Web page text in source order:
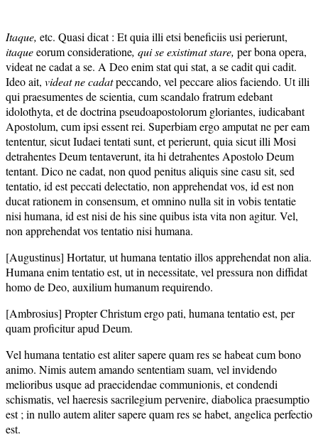
Itaque, etc. Quasi dicat : Et quia illi etsi beneficiis usi perierunt,
itaqueeorum consideratione, qui se existimat stare, per bona opera,
videat ne cadat a se. A Deo enim stat qui stat, a se cadit qui cadit.
Ideo ait, videat ne cadatpeccando, vel peccare alios faciendo. Ut illi
qui praesumentes de scientia, cum scandalo fratrum edebant
idolothyta, et de doctrina pseudoapostolorum gloriantes, iudicabant
Apostolum, cum ipsi essent rei. Superbiam ergo amputat ne per eam
tententur, sicut Iudaei tentati sunt, et perierunt, quia sicut illi Mosi
detrahentes Deum tentaverunt, ita hi detrahentes Apostolo Deum
tentant. Dico ne cadat, non quod penitus aliquis sine casu sit, sed
tentatio, id est peccati delectatio, non apprehendat vos, id est non
ducat rationem in consensum, et omnino nulla sit in vobis tentatie
nisi humana, id est nisi de his sine quibus ista vita non agitur. Vel,
non apprehendat vos tentatio nisi humana.
[Augustinus] Hortatur, ut humana tentatio illos apprehendat non alia.
Humana enim tentatio est, ut in necessitate, vel pressura non diffidat
homo de Deo, auxilium humanum requirendo.
[Ambrosius] Propter Christum ergo pati, humana tentatio est, per
quam proficitur apud Deum.
Vel humana tentatio est aliter sapere quam res se habeat cum bono
animo. Nimis autem amando sententiam suam, vel invidendo
melioribus usque ad praecidendae communionis, et condendi
schismatis, vel haeresis sacrilegium pervenire, diabolica praesumptio
est ; in nullo autem aliter sapere quam res se habet, angelica perfectio
est.